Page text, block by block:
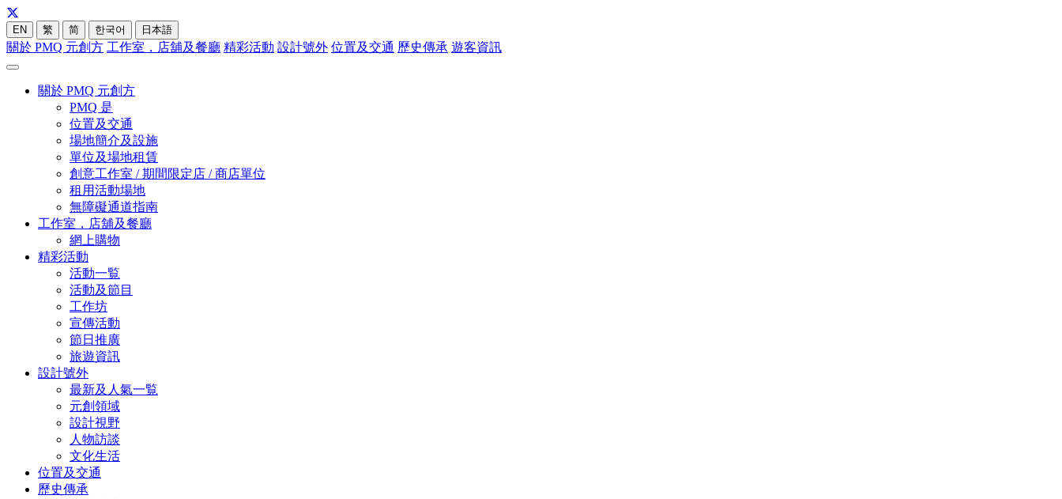
EN 繁 简 한국어 日本語
關於 PMQ 元創方 工作室，店舖及餐廳 精彩活動 設計號外 位置及交通 歷史傳承 遊客資訊
關於 PMQ 元創方
PMQ 是
位置及交通
場地簡介及設施
單位及場地租賃
創意工作室 / 期間限定店 / 商店單位
租用活動場地
無障礙通道指南
工作室，店舖及餐廳
網上購物
精彩活動
活動一覧
活動及節目
工作坊
宣傳活動
節日推廣
旅遊資訊
設計號外
最新及人氣一覧
元創領域
設計視野
人物訪談
文化生活
位置及交通
歷史傳承